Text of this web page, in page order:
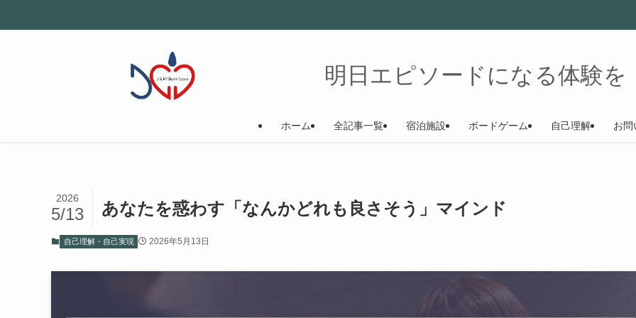
明日エピソードになる体験を
ホーム 全記事一覧 宿泊施設 ボードゲーム 自己理解 お問
あなたを惑わす「なんかどれも良さそう」マインド
2026
5/13
自己理解・自己実現 2026年5月13日